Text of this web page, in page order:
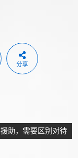
分享
助，需要区别对待